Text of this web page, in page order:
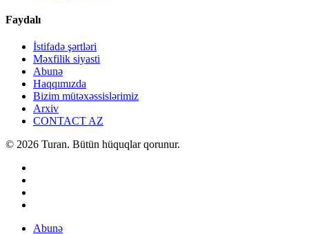
Faydalı
İstifadə şərtləri
Məxfilik siyasti
Abunə
Haqqımızda
Bizim mütəxəssislərimiz
Arxiv
CONTACT AZ
© 2026 Turan. Bütün hüquqlar qorunur.
Abunə